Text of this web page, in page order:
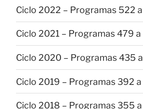
Ciclo 2022 – Programas 522
Ciclo 2021 – Programas 479 a
Ciclo 2020 – Programas 435
Ciclo 2019 – Programas 392
Ciclo 2018 – Programas 355